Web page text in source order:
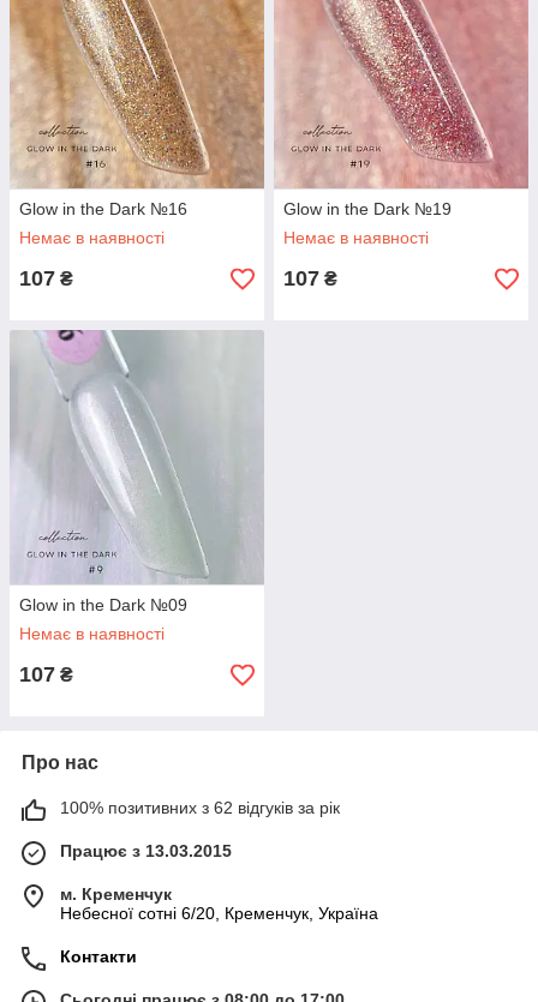
Glow in the Dark №16
Немає в наявності
107 ₴
Glow in the Dark №19
Немає в наявності
107 ₴
Glow in the Dark №09
Немає в наявності
107 ₴
Про нас
100% позитивних з 62 відгуків за рік
Працює з 13.03.2015
м. Кременчук
Небесної сотні 6/20, Кременчук, Україна
Контакти